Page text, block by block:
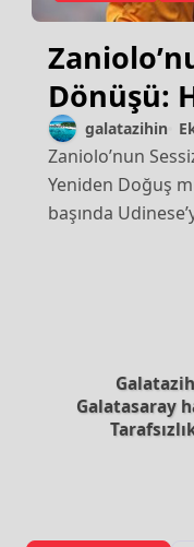
Dönüşü:
Kırıklığı
Doğuş
galatazihin
Zaniolo’nun Sessiz Dönüşü: Hayal Kırıklığı mı,
Yeniden Doğuş
başında
Galatasaray